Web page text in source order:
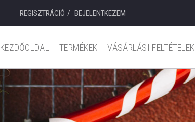
REGISZTRÁCIÓ BEJELENTKEZEM
KEZDŐOLDAL TERMÉKEK VÁSÁRLÁSI FELTÉTELEK